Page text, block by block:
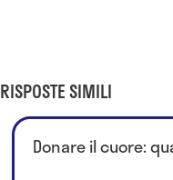
RISPOSTE SIMILI
Donare il cuore: